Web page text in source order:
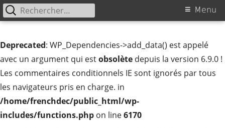
Deprecated: WP_Dependencies->add_data() est appelé
avec un argument qui estobsolète depuis la version 6.9.0 !
Les commentaires conditionnels IE sont ignorés par tous
les navigateurs pris en charge. in
/home/frenchdec/public_html/wp-
includes/functions.php on line6170
Menu
Menu
Rechercher :